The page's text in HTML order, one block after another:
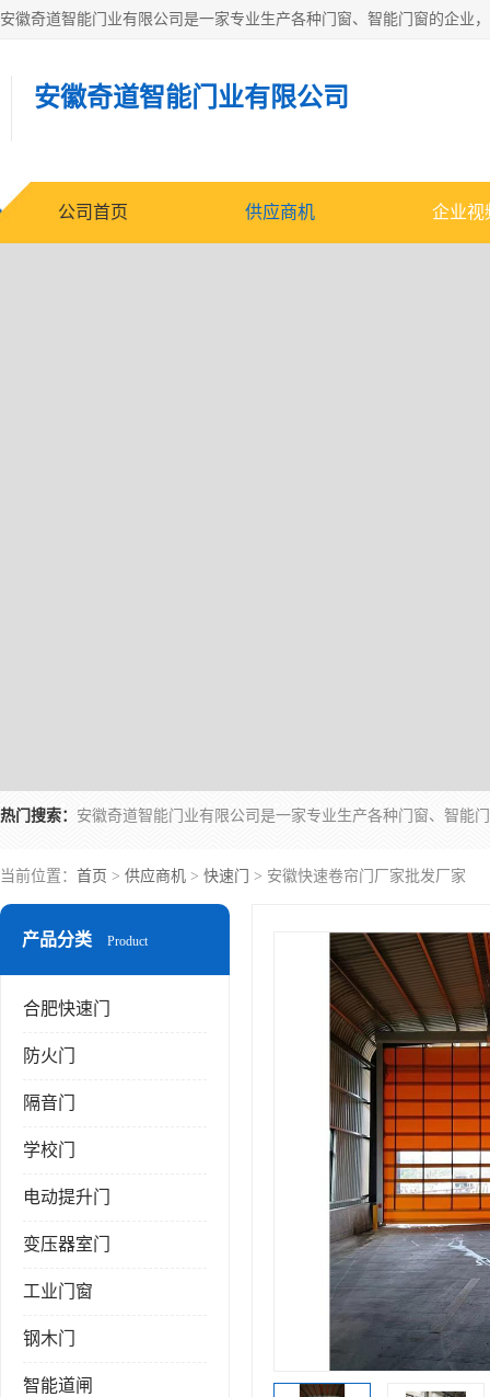
安徽奇道智能门业有限公
公司首页 供应商机 企业视
热门搜索：
当前位置： 首页 > 供应商机 > 快速门 > 安徽快速卷帘门厂家批发厂家
产品分类 Product
合肥快速门
防火门
隔音门
学校门
电动提升门
变压器室门
工业门窗
钢木门
智能道闸